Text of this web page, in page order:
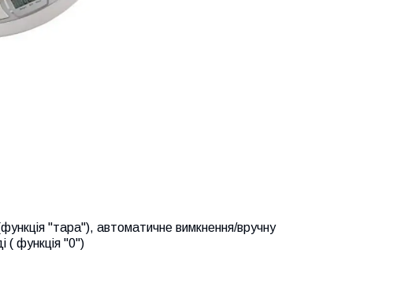
"тара"), автоматичне вимкнення/вручну
( функція "0")